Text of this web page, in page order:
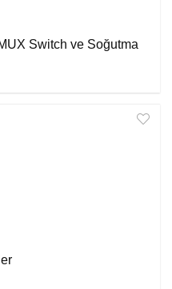
Switch ve Soğutma